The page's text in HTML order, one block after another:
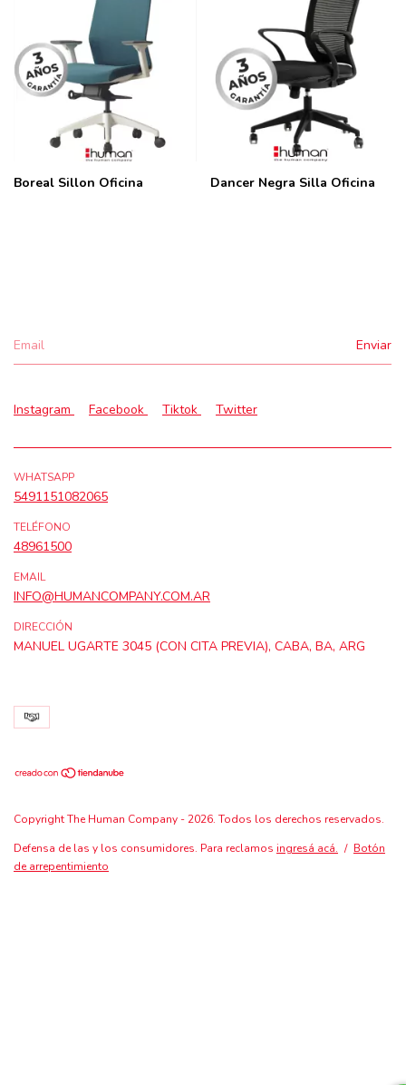
Boreal Sillon Oficina Dancer Negra Silla Oficina
Instagram Facebook Tiktok Twitter
WHATSAPP
5491151082065
TELÉFONO
48961500
EMAIL
INFO@HUMANCOMPANY.COM.AR
DIRECCIÓN
MANUEL UGARTE 3045 (CON CITA PREVIA), CABA, BA, ARG
Copyright The Human Company - 2026. Todos los derechos reservados.
Defensa de las y los consumidores. Para reclamos ingresá acá. / Botón
de arrepentimiento